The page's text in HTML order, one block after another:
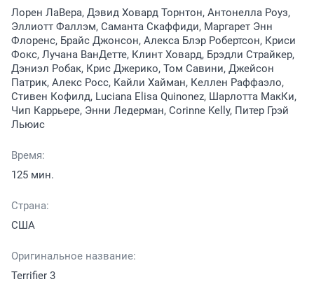
Лорен ЛаВера, Дэвид Ховард Торнтон, Антонелла Роуз,
Эллиотт Фаллэм, Саманта Скаффиди, Маргарет Энн
Флоренс, Брайс Джонсон, Алекса Блэр Робертсон, Криси
Фокс, Лучана ВанДетте, Клинт Ховард, Брэдли Страйкер,
Дэниэл Робак, Крис Джерико, Том Савини, Джейсон
Патрик, Алекс Росс, Кайли Хайман, Келлен Раффаэло,
Стивен Кофилд, Luciana Elisa Quinonez, Шарлотта МакКи,
Чип Каррьере, Энни Ледерман, Corinne Kelly, Питер Грэй
Льюис
Время:
125 мин.
Страна:
США
Оригинальное название:
Terrifier 3